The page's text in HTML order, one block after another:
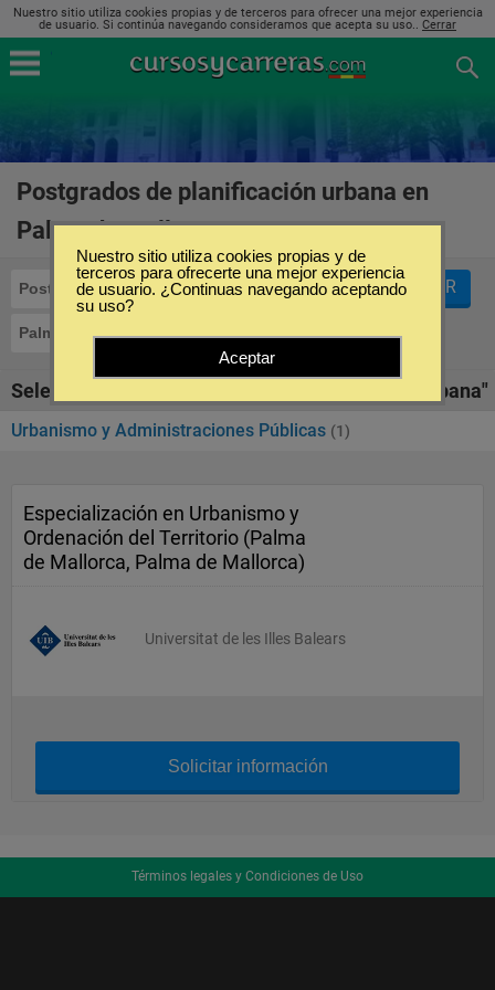
Nuestro sitio utiliza cookies propias y de terceros para ofrecer una mejor experiencia
de usuario. Si continúa navegando consideramos que acepta su uso.. Cerrar
Postgrados de planificación urbana en
Palma de Mallorca
Postgrados Planificación Urbana
Palma de Mallorca
FILTRAR
Seleccione la SubCategoría de "Planificación Urbana"
Urbanismo y Administraciones Públicas (1)
Especialización en Urbanismo y
Ordenación del Territorio (Palma
de Mallorca, Palma de Mallorca)
Universitat de les Illes Balears
Solicitar información
Términos legales y Condiciones de Uso
Nuestro sitio utiliza cookies propias y de
terceros para ofrecerte una mejor experiencia
de usuario. ¿Continuas navegando aceptando
su uso?
Aceptar